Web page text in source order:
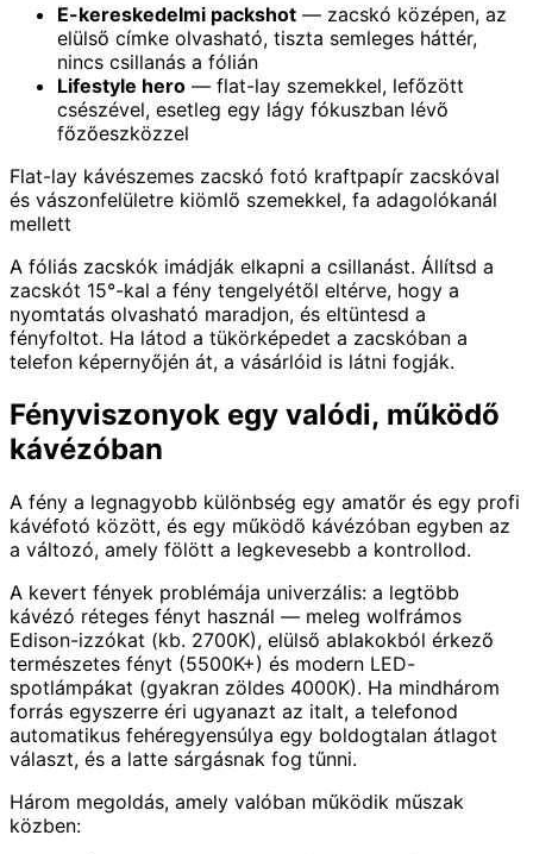
E-kereskedelmi packshot — zacskó középen, az
elülső címke olvasható, tiszta semleges háttér,
nincs csillanás a fólián
Lifestyle hero — flat-lay szemekkel, lefőzött
csészével, esetleg egy lágy fókuszban lévő
főzőeszközzel
Flat-lay kávészemes zacskó fotó kraftpapír zacskóval
és vászonfelületre kiömlő szemekkel, fa adagolókanál
mellett
A fóliás zacskók imádják elkapni a csillanást. Állítsd a
zacskót 15°-kal a fény tengelyétől eltérve, hogy a
nyomtatás olvasható maradjon, és eltüntesd a
fényfoltot. Ha látod a tükörképedet a zacskóban a
telefon képernyőjén át, a vásárlóid is látni fogják.
Fényviszonyok egy valódi, működő
kávézóban
A fény a legnagyobb különbség egy amatőr és egy profi
kávéfotó között, és egy működő kávézóban egyben az
a változó, amely fölött a legkevesebb a kontrollod.
A kevert fények problémája univerzális: a legtöbb
kávézó réteges fényt használ — meleg wolfrámos
Edison-izzókat (kb. 2700K), elülső ablakokból érkező
természetes fényt (5500K+) és modern LED-
spotlámpákat (gyakran zöldes 4000K). Ha mindhárom
forrás egyszerre éri ugyanazt az italt, a telefonod
automatikus fehéregyensúlya egy boldogtalan átlagot
választ, és a latte sárgásnak fog tűnni.
Három megoldás, amely valóban működik műszak
közben: